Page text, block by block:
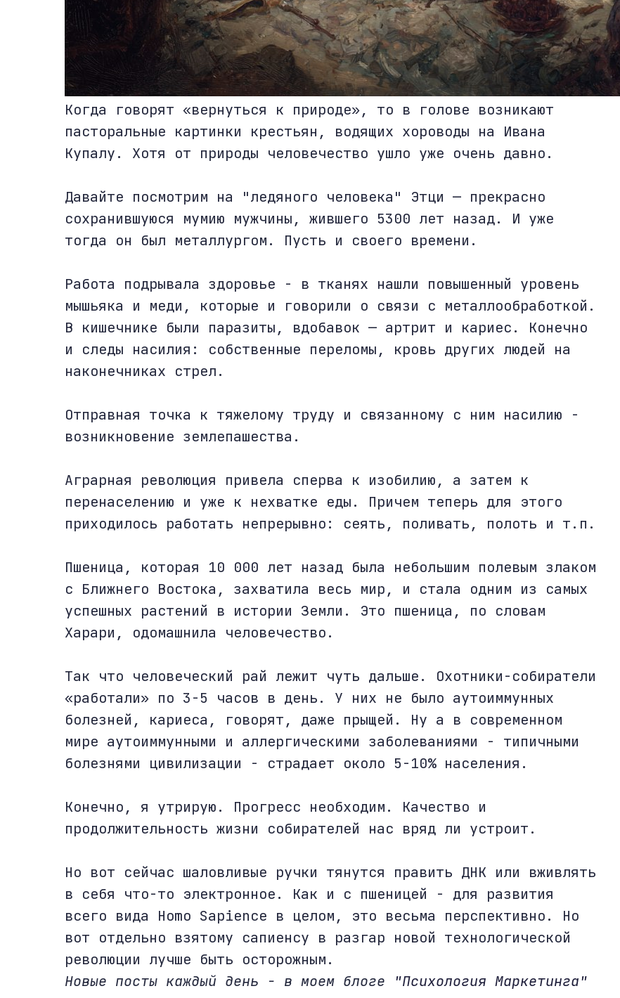
Когда говорят «вернуться к природе», то в голове возникают
пасторальные картинки крестьян, водящих хороводы на Ивана
Купалу. Хотя от природы человечество ушло уже очень давно.
Давайте посмотрим на "ледяного человека" Этци — прекрасно
сохранившуюся мумию мужчины, жившего 5300 лет назад. И уже
тогда он был металлургом. Пусть и своего времени.
Работа подрывала здоровье - в тканях нашли повышенный уровень
мышьяка и меди, которые и говорили о связи с металлообработкой.
В кишечнике были паразиты, вдобавок — артрит и кариес. Конечно
и следы насилия: собственные переломы, кровь других людей на
наконечниках стрел.
Отправная точка к тяжелому труду и связанному с ним насилию -
возникновение землепашества.
Аграрная революция привела сперва к изобилию, а затем к
перенаселению и уже к нехватке еды. Причем теперь для этого
приходилось работать непрерывно: сеять, поливать, полоть и т.п.
Пшеница, которая 10 000 лет назад была небольшим полевым злаком
с Ближнего Востока, захватила весь мир, и стала одним из самых
успешных растений в истории Земли. Это пшеница, по словам
Харари, одомашнила человечество.
Так что человеческий рай лежит чуть дальше. Охотники-собиратели
«работали» по 3-5 часов в день. У них не было аутоиммунных
болезней, кариеса, говорят, даже прыщей. Ну а в современном
мире аутоиммунными и аллергическими заболеваниями - типичными
болезнями цивилизации - страдает около 5-10% населения.
Конечно, я утрирую. Прогресс необходим. Качество и
продолжительность жизни собирателей нас вряд ли устроит.
Но вот сейчас шаловливые ручки тянутся править ДНК или вживлять
в себя что-то электронное. Как и с пшеницей - для развития
всего вида Homo Sapience в целом, это весьма перспективно. Но
вот отдельно взятому сапиенсу в разгар новой технологической
революции лучше быть осторожным.
Новые посты каждый день - в моем блоге
"Психология Маркетинга"